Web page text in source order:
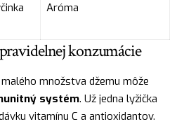
Aróma
konzumácie
množstva džemu môže
systém. Už jedna lyžička
vitamínu C a antioxidantov.